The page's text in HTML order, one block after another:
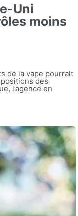
Uni
moins
de la vape pourrait
positions des
l’agence en